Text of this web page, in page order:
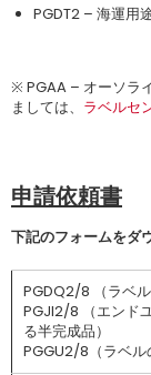
PGDT2 – 海運用
※ PGAA – オーソラ
ましては、 ラベルセ
申請依頼書
下記のフォームをダ
PGDQ2/8 （ラベル
PGJI2/8 （エンド
る半完成品）
PGGU2/8（ラベル